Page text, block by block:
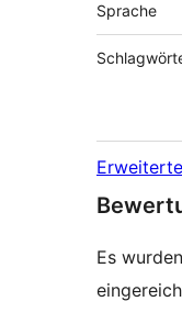
Sprache
Es